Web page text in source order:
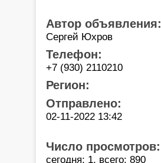
Автор объявления:
Сергей Юхров
Телефон:
+7 (930) 2110210
Регион:
Отправлено:
02-11-2022 13:42
Число просмотров:
сегодня: 1, всего: 890